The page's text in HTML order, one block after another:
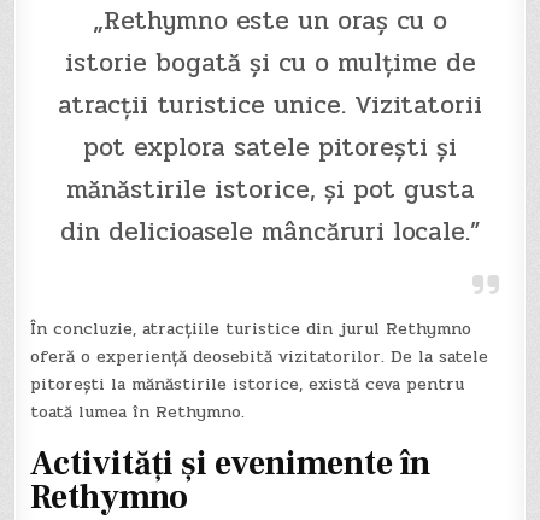
„Rethymno este un oraș cu o
istorie bogată și cu o mulțime de
atracții turistice unice. Vizitatorii
pot explora satele pitorești și
mănăstirile istorice, și pot gusta
din delicioasele mâncăruri locale.”
În concluzie, atracțiile turistice din jurul Rethymno
oferă o experiență deosebită vizitatorilor. De la satele
pitorești la mănăstirile istorice, există ceva pentru
toată lumea în Rethymno.
Activități și evenimente în
Rethymno